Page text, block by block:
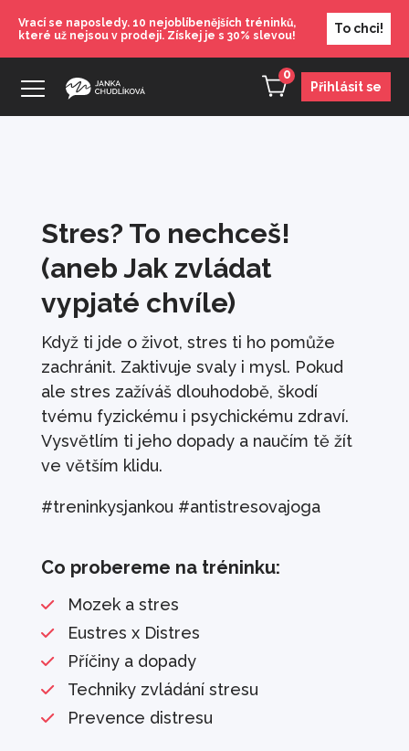
Vrací se naposledy. 10 nejoblíbenějších tréninků,
které už nejsou v prodeji. Získej je s 30% slevou!
To chci!
0
Přihlásit se
Stres? To nechceš!
(aneb Jak zvládat
vypjaté chvíle)
Když ti jde o život, stres ti ho pomůže
zachránit. Zaktivuje svaly i mysl. Pokud
ale stres zažíváš dlouhodobě, škodí
tvému fyzickému i psychickému zdraví.
Vysvětlím ti jeho dopady a naučím tě žít
ve větším klidu.
#treninkysjankou #antistresovajoga
Co probereme na tréninku:
Mozek a stres
Eustres x Distres
Příčiny a dopady
Techniky zvládání stresu
Prevence distresu